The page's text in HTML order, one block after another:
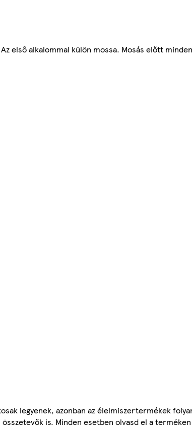
első alkalommal külön mossa. Mosás előtt
legyenek, azonban az élelmiszertermékek
is. Minden esetben olvasd el a